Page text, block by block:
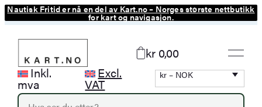
Hopp
Nautisk Fritid er nå en del av Kart.no – Norges største nettbutikk
for kart og navigasjon.
kr 0,00
Inkl.
mva
Excl.
VAT
kr – NOK
P